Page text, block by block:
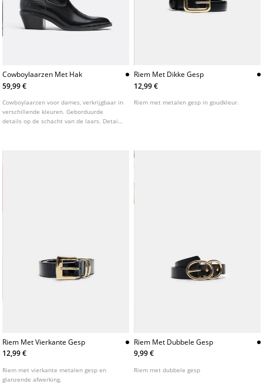
Cowboylaarzen Met Hak
59,99 €
Cowboylaarzen voor dames, verkrijgbaar in
verschillende kleuren. Geborduurde
details op de schacht van de laars. Details
Riem Met Dikke Gesp
12,99 €
Riem met metalen gesp in goudkleur.
Riem Met Vierkante Gesp
12,99 €
Riem met vierkante metalen gesp en
glanzende afwerking.
Riem Met Dubbele Gesp
9,99 €
Riem met dubbele gesp